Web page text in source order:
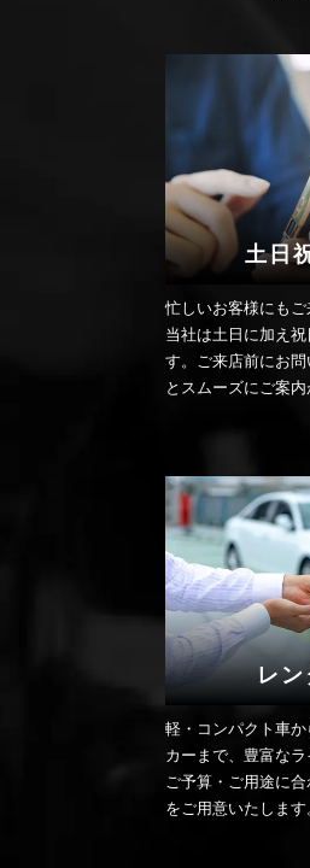
土日
忙しいお客様にもご
当社は土日に加え
す。ご来店前にお
とスムーズにご案内
レン
軽・コンパクト車
カーまで、豊富なラ
ご予算・ご用途に
をご用意いたします